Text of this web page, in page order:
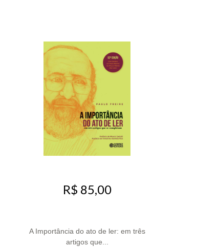
R$ 85,00
A Importância do ato de ler: em três
artigos que...